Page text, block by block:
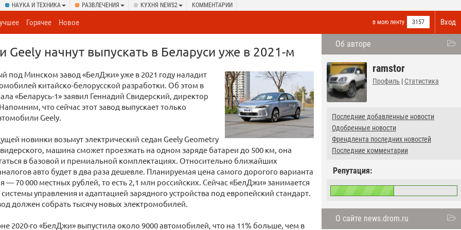
НАУКА И ТЕХНИКА РАЗВЛЕЧЕНИЯ КУХНЯ NEWS2 КОММЕНТАРИИ
Вход
в мою ленту 3157
Горячее Новое
Об авторе
ramstor
Профиль | Статистика
Последние добавленные новости
Одобренные новости
Френдлента последних новостей
Последние комментарии
Репутация:
О сайте news.drom.ru
Geely начнут выпускать в Беларуси уже в 2021-м
под Минском завод «БелДжи» уже в 2021 году наладит
китайско-белорусской разработки. Об этом в
«Беларусь-1» заявил Геннадий Свидерский, директор
что сейчас этот завод выпускает только
Geely.
новинки возьмут электрический седан Geely Geometry
машина сможет проезжать на одном заряде батареи до 500 км, она
в базовой и премиальной комплектациях. Относительно ближайших
авто будет в два раза дешевле. Планируемая цена самого дорогого варианта
— 70 000 местных рублей, то есть 2,1 млн российских. Сейчас «БелДжи» занимается
управления и адаптацией зарядного устройства под европейский стандарт.
должен собрать тысячу новых электромобилей.
2020-го «БелДжи» выпустила около 9000 автомобилей, что на 11% больше, чем в